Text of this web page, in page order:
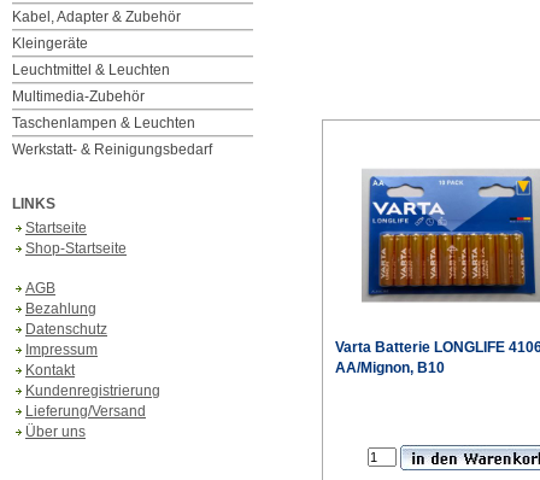
Kabel, Adapter & Zubehör
Kleingeräte
Leuchtmittel & Leuchten
Multimedia-Zubehör
Taschenlampen & Leuchten
Werkstatt- & Reinigungsbedarf
LINKS
Startseite
Shop-Startseite
AGB
Bezahlung
Datenschutz
Impressum
Kontakt
Kundenregistrierung
Lieferung/Versand
Über uns
Varta Batterie LONGLIFE
AA/Mignon, B10